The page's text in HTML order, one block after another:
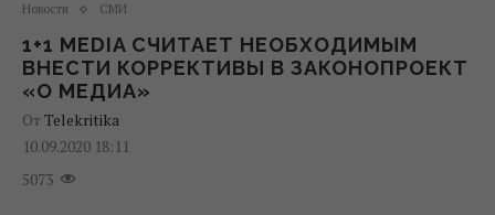
Новости СМИ
1+1 MEDIA СЧИТАЕТ НЕОБХОДИМЫМ
ВНЕСТИ КОРРЕКТИВЫ В ЗАКОНОПРОЕКТ
«О МЕДИА»
От Telekritika
10.09.2020 18:11
5073